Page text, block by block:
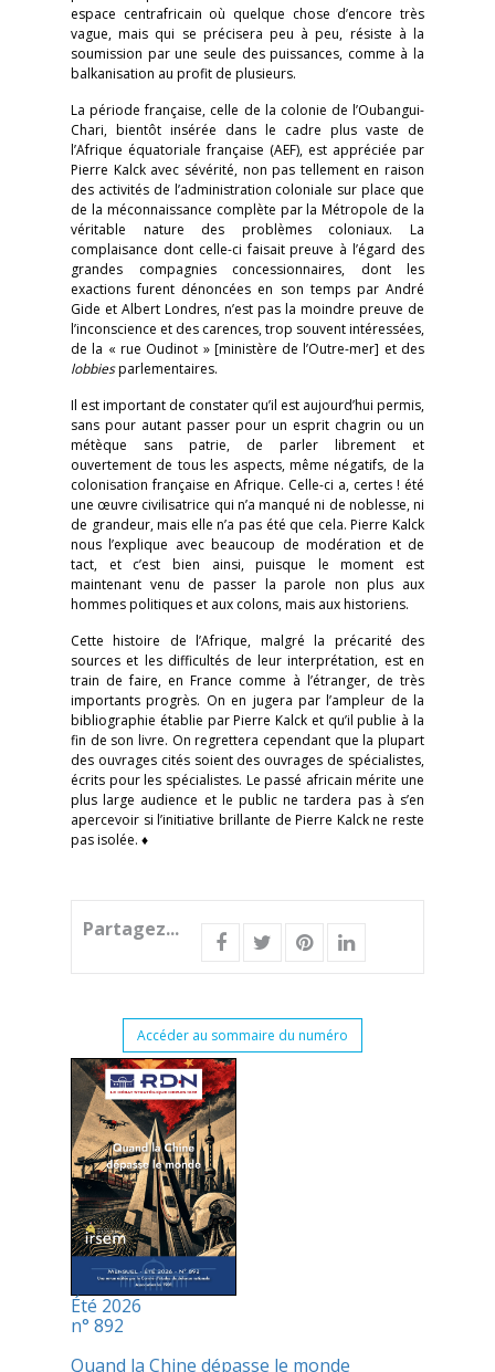
espace centrafricain où quelque chose d’encore très
vague, mais qui se précisera peu à peu, résiste à la
soumission par une seule des puissances, comme à la
balkanisation au profit de plusieurs.
La période française, celle de la colonie de l’Oubangui-
Chari, bientôt insérée dans le cadre plus vaste de
l’Afrique équatoriale française (AEF), est appréciée par
Pierre Kalck avec sévérité, non pas tellement en raison
des activités de l’administration coloniale sur place que
de la méconnaissance complète par la Métropole de la
véritable nature des problèmes coloniaux. La
complaisance dont celle-ci faisait preuve à l’égard des
grandes compagnies concessionnaires, dont les
exactions furent dénoncées en son temps par André
Gide et Albert Londres, n’est pas la moindre preuve de
l’inconscience et des carences, trop souvent intéressées,
de la « rue Oudinot » [ministère de l’Outre-mer] et des
lobbiesparlementaires.
Il est important de constater qu’il est aujourd’hui permis,
sans pour autant passer pour un esprit chagrin ou un
métèque sans patrie, de parler librement et
ouvertement de tous les aspects, même négatifs, de la
colonisation française en Afrique. Celle-ci a, certes ! été
une œuvre civilisatrice qui n’a manqué ni de noblesse, ni
de grandeur, mais elle n’a pas été que cela. Pierre Kalck
nous l’explique avec beaucoup de modération et de
tact, et c’est bien ainsi, puisque le moment est
maintenant venu de passer la parole non plus aux
hommes politiques et aux colons, mais aux historiens.
Cette histoire de l’Afrique, malgré la précarité des
sources et les difficultés de leur interprétation, est en
train de faire, en France comme à l’étranger, de très
importants progrès. On en jugera par l’ampleur de la
bibliographie établie par Pierre Kalck et qu’il publie à la
fin de son livre. On regrettera cependant que la plupart
des ouvrages cités soient des ouvrages de spécialistes,
écrits pour les spécialistes. Le passé africain mérite une
plus large audience et le public ne tardera pas à s’en
apercevoir si l’initiative brillante de Pierre Kalck ne reste
pas isolée. ♦
Partagez...
Accéder au sommaire du numéro
Été 2026
n° 892
Quand la Chine dépasse le monde